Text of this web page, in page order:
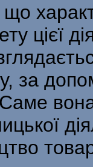
цієї
за
Саме